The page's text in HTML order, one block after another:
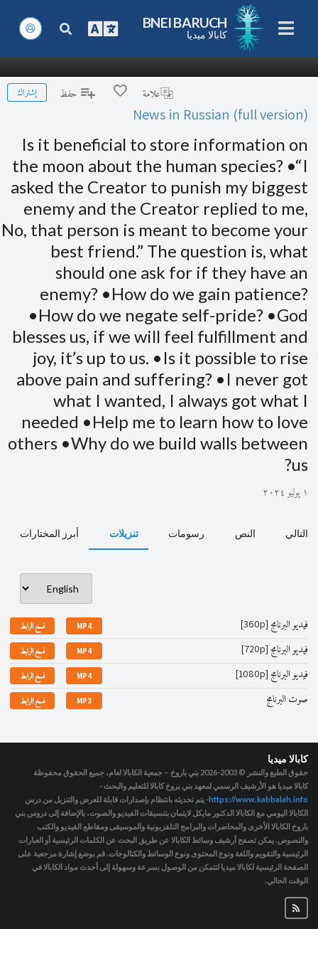
BNEI BARUCH
كابالا ميديا
علامة حفظ إشتراك
News in Russian (full version)
Is it beneficial to store information on
the moon about the human species? •“I
asked the Creator to punish my biggest
enemy and the Creator replied to me,
No, that person is meant to become your
best friend.” The question is, what
should one ask for if they have an
enemy? •How do we gain patience?
•How do we negate self-pride? •God
blesses us, if we will feel fulfillment and
joy, it’s up to us. •Is it possible to rise
above pain and suffering? •I never got
what I wanted, I always got what I
needed •Help me to learn how to love
others •Why do we build walls between
us?
١ يوليو ٢٠٢٤
التالي النص رسومات تنزيلات أبرز المختارات
فيديو البرنامج [360p] MP4 نسخ الرابط
فيديو البرنامج [720p] MP4 نسخ الرابط
فيديو البرنامج [1080p] MP4 نسخ الرابط
صوت البرنامج MP3 نسخ الرابط
كابالا ميديا
حقوق الطبع والنشر © 2003-2026
بني باروخ – جمعية الكابالا لعام، جميع الحقوق محفوظة
كابالا ميديا هو الأرشيف الرسمي لمعهد بني بروخ كابالا للتعليم والبحث -
https://www.kabbalah.info- يتم تحديثه بانتظام بإصدارات قابلة للعرض والتنزيل من درس
الكابالا اليومي مع الكابالا الدكتور مايكل لايتمان بتنسيقات الفيديو والصوت، بالإضافة إلى دروس بني
باروخ الكابالا الأخرى والمحاضرات والبرامج التلفزيونية والموسيقى ومقاطع الفيديو والكتب
والنصوص. يمكن تصفح أرشيف وسائط الكابالا عن طريق البحث عن الكلمات الرئيسية أو العبارات
الرئيسية والتقويم واللغة ونوع المحتوى ونوع الوسائط والكتالوجات. قم بوضع إشارة مرجعية على
الصفحة الرئيسية لكابالا ميديا لتتمكن من الوصول بسرعة وسهولة إلى أحدث مواد الكابالا في
الوقت الحالي.